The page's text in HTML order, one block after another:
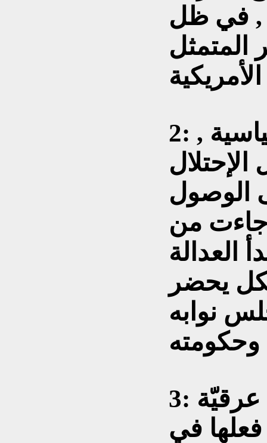
, في ظل
المتمثل
2: تعاقبت اشكال الإدارة السياسية ,
الوصول
جاءت من
العدالة
يحضر
نوابه
3: خلق منتهجات لسياسات عرقيّة
في